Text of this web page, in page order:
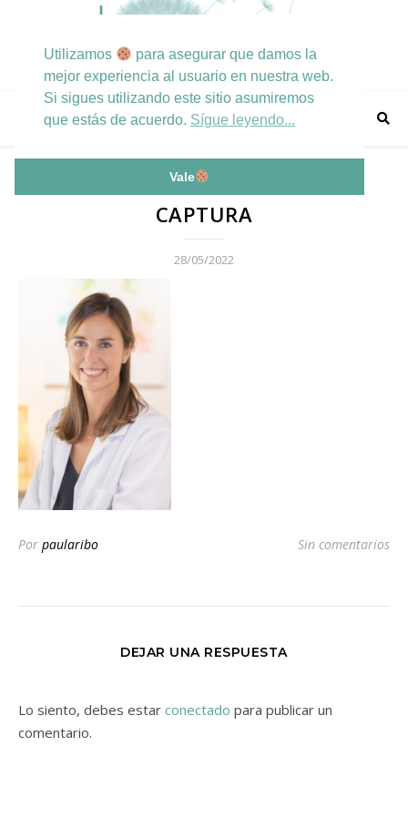
CAPTURA
28/05/2022
Por paularibo Sin comentarios
DEJAR UNA RESPUESTA
Lo siento, debes estar conectado para publicar un
comentario.
Utilizamos
para asegurar que damos la
mejor experiencia al usuario en nuestra web.
Si sigues utilizando este sitio asumiremos
que estás de acuerdo. Sígue leyendo...
Vale